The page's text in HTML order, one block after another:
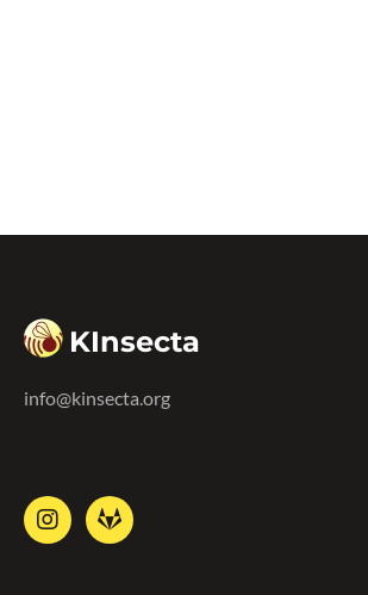
KInsecta
info@kinsecta.org